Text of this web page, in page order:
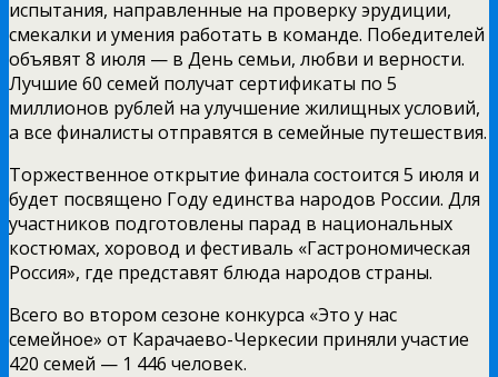
испытания, направленные на проверку эрудиции,
смекалки и умения работать в команде. Победителей
объявят 8 июля — в День семьи, любви и верности.
Лучшие 60 семей получат сертификаты по 5
миллионов рублей на улучшение жилищных условий,
а все финалисты отправятся в семейные путешествия.
Торжественное открытие финала состоится 5 июля и
будет посвящено Году единства народов России. Для
участников подготовлены парад в национальных
костюмах, хоровод и фестиваль «Гастрономическая
Россия», где представят блюда народов страны.
Всего во втором сезоне конкурса «Это у нас
семейное» от Карачаево-Черкесии приняли участие
420 семей — 1 446 человек.